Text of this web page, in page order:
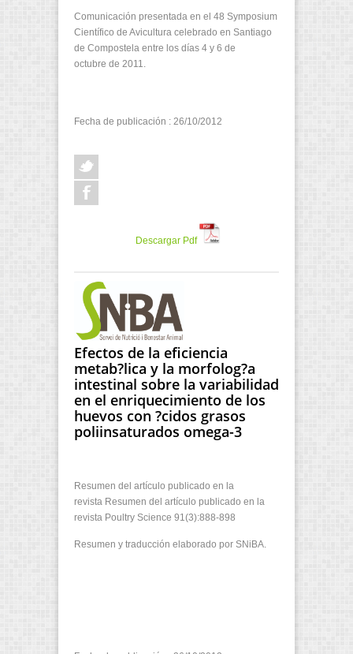
Comunicación presentada en el 48 Symposium
Científico de Avicultura celebrado en Santiago
de Compostela entre los días 4 y 6 de
octubre de 2011.
Fecha de publicación : 26/10/2012
Descargar Pdf
Efectos de la eficiencia
metab?lica y la morfolog?a
intestinal sobre la variabilidad
en el enriquecimiento de los
huevos con ?cidos grasos
poliinsaturados omega-3
Resumen del artículo publicado en la
revista Resumen del artículo publicado en la
revista Poultry Science 91(3):888-898
Resumen y traducción elaborado por SNiBA.